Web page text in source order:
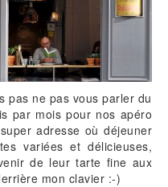
pas ne pas vous parler du
par mois pour nos apéro
adresse où déjeuner
variées et délicieuses,
de leur tarte fine aux
mon clavier :-)